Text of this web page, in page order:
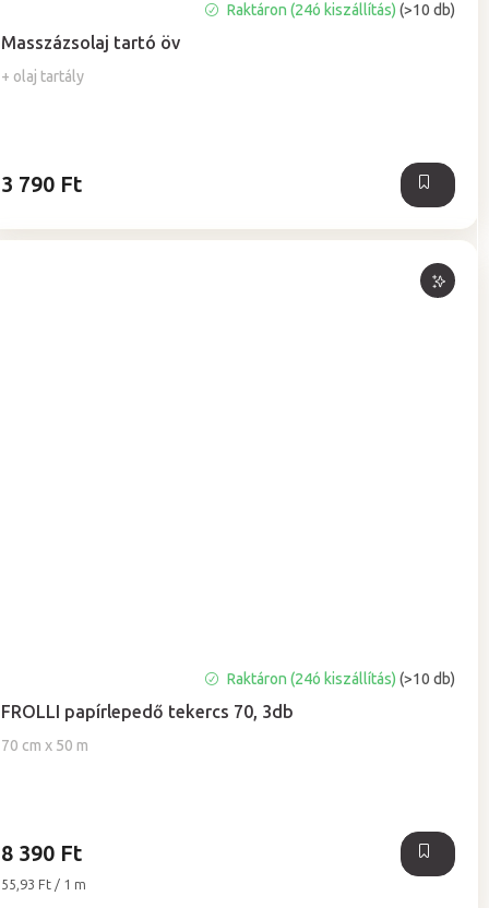
Masszázsolaj tartó öv
+ olaj tartály
átlagos
értékelése
Raktáron (24ó kiszállítás)(>10 db)
3 790 Ft
FROLLI papírlepedő tekercs 70, 3db
70 cm x 50 m
átlagos
értékelése
Raktáron (24ó kiszállítás)(>10 db)
8 390 Ft
Egységár:
55,93 Ft / 1 m